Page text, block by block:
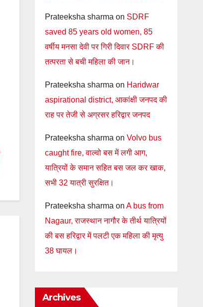
Prateeksha sharma on SDRF
saved 85 years old women, 85
वर्षीय मनसा देवी पर गिरी दिवार SDRF की
तत्परता से बची महिला की जान।
Prateeksha sharma on Haridwar
aspirational district, आकांक्षी जनपद की
राह पर तेजी से अग्रसर हरिद्वार जनपद
Prateeksha sharma on Volvo bus
caught fire, वाल्वो बस में लगी आग,
यात्रियों के समान सहित बस जल कर खाक,
सभी 32 यात्री सुरक्षित।
Prateeksha sharma on A bus from
Nagaur, राजस्थान नागौर के तीर्थ यात्रियों
की बस हरिद्वार में पलटी एक महिला की मृत्यु
38 घायल।
Archives